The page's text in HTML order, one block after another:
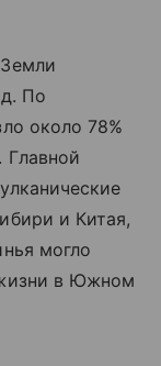
По
около 78%
Главной
и Китая,
могло
в Южном